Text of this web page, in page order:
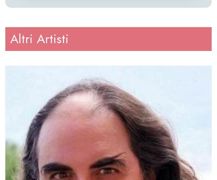
Altri Artisti
: 175
: 66
Regione
: Marche